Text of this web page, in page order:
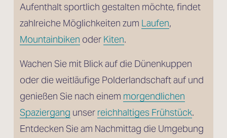
Aufenthalt sportlich gestalten möchte, findet
zahlreiche Möglichkeiten zum Laufen
Mountainbiken oder Kiten.
Wachen Sie mit Blick auf die Dünenkuppen
oder die weitläufige Polderlandschaft auf und
genießen Sie nach einem morgendlichen
Spaziergang unser reichhaltiges Frühstück.
Entdecken Sie am Nachmittag die Umgebung